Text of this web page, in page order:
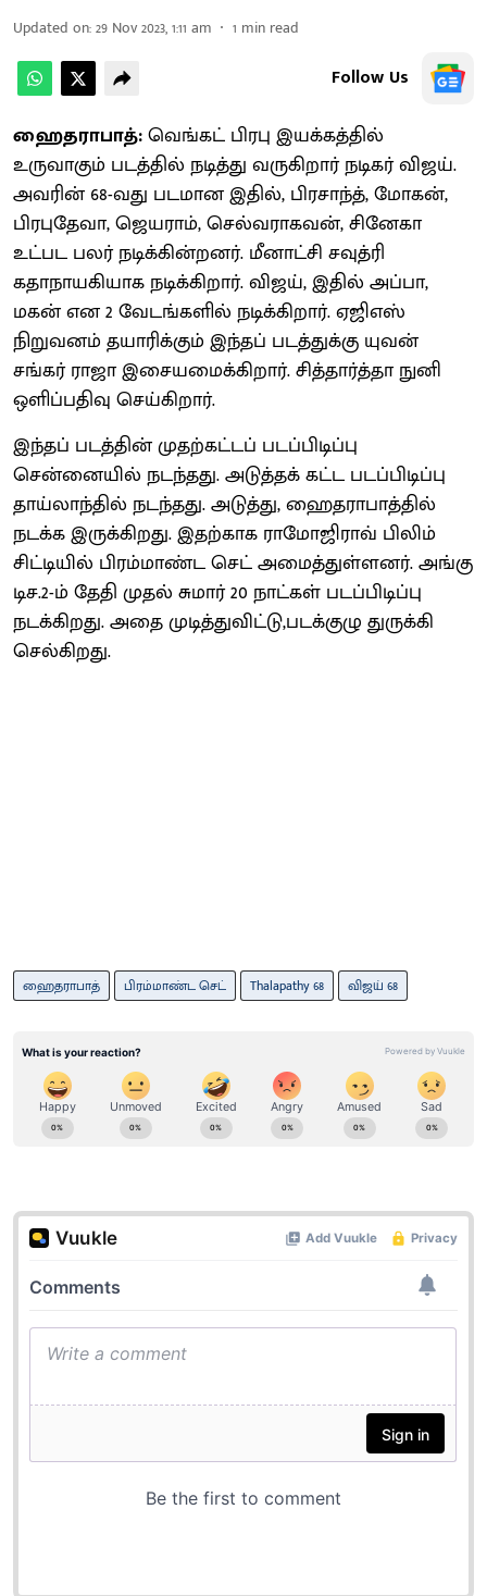
Updated on:29 Nov 2023, 1:11 am 1 min read
Follow Us
ஹைதராபாத்:வெங்கட் பிரபு இயக்கத்தில்
உருவாகும் படத்தில் நடித்து வருகிறார் நடிகர் விஜய்.
அவரின் 68-வது படமான இதில், பிரசாந்த், மோகன்,
பிரபுதேவா, ஜெயராம், செல்வராகவன், சினேகா
உட்பட பலர் நடிக்கின்றனர். மீனாட்சி சவுத்ரி
கதாநாயகியாக நடிக்கிறார். விஜய், இதில் அப்பா,
மகன் என 2 வேடங்களில் நடிக்கிறார். ஏஜிஎஸ்
நிறுவனம் தயாரிக்கும் இந்தப் படத்துக்கு யுவன்
சங்கர் ராஜா இசையமைக்கிறார். சித்தார்த்தா நுனி
ஒளிப்பதிவு செய்கிறார்.
இந்தப் படத்தின் முதற்கட்டப் படப்பிடிப்பு
சென்னையில் நடந்தது. அடுத்தக் கட்ட படப்பிடிப்பு
தாய்லாந்தில் நடந்தது. அடுத்து, ஹைதராபாத்தில்
நடக்க இருக்கிறது. இதற்காக ராமோஜிராவ் பிலிம்
சிட்டியில் பிரம்மாண்ட செட் அமைத்துள்ளனர். அங்கு
டிச.2-ம் தேதி முதல் சுமார் 20 நாட்கள் படப்பிடிப்பு
நடக்கிறது. அதை முடித்துவிட்டு,படக்குழு துருக்கி
செல்கிறது.
ஹைதராபாத் பிரம்மாண்ட செட் Thalapathy 68 விஜய் 68